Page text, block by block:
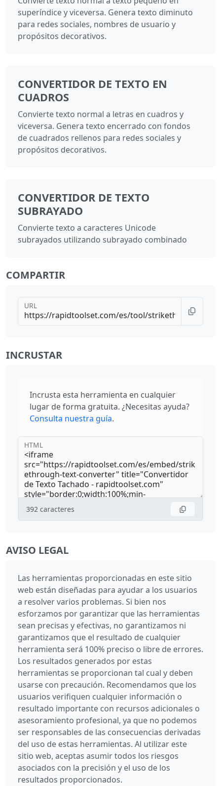
superíndice y viceversa. Genera texto diminuto
para redes sociales, nombres de usuario y
propósitos decorativos.
CONVERTIDOR DE TEXTO EN
CUADROS
Convierte texto normal a letras en cuadros y
viceversa. Genera texto encerrado con fondos
de cuadrados rellenos para redes sociales y
propósitos decorativos.
CONVERTIDOR DE TEXTO
SUBRAYADO
Convierte texto a caracteres Unicode
subrayados utilizando subrayado combinado
COMPARTIR
URL
INCRUSTAR
Incrusta esta herramienta en cualquier
lugar de forma gratuita. ¿Necesitas ayuda?
Consulta nuestra guía.
HTML
392 caracteres
AVISO LEGAL
Las herramientas proporcionadas en este sitio
web están diseñadas para ayudar a los usuarios
a resolver varios problemas. Si bien nos
esforzamos por garantizar que las herramientas
sean precisas y efectivas, no garantizamos ni
garantizamos que el resultado de cualquier
herramienta será 100% preciso o libre de errores.
Los resultados generados por estas
herramientas se proporcionan tal cual y deben
usarse con precaución. Recomendamos que los
usuarios verifiquen cualquier información o
resultado importante con recursos adicionales o
asesoramiento profesional, ya que no podemos
ser responsables de las consecuencias derivadas
del uso de estas herramientas. Al utilizar este
sitio web, aceptas asumir todos los riesgos
asociados con la precisión y el uso de los
resultados proporcionados.